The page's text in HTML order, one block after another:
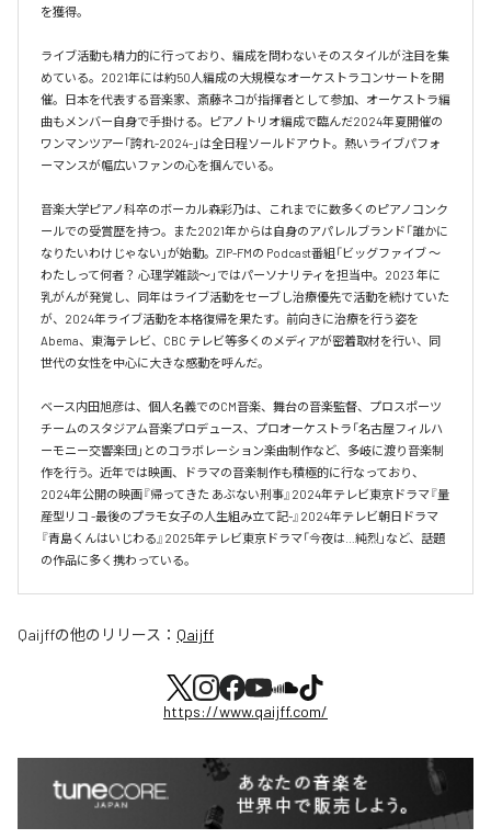
を獲得。
ライブ活動も精力的に行っており、編成を問わないそのスタイルが注目を集
めている。2021年には約50人編成の大規模なオーケストラコンサートを開
催。日本を代表する音楽家、斎藤ネコが指揮者として参加、オーケストラ編
曲もメンバー自身で手掛ける。ピアノトリオ編成で臨んだ2024年夏開催の
ワンマンツアー「誇れ-2024-」は全日程ソールドアウト。熱いライブパフォ
ーマンスが幅広いファンの心を掴んでいる。
音楽大学ピアノ科卒のボーカル森彩乃は、これまでに数多くのピアノコンク
ールでの受賞歴を持つ。また2021年からは自身のアパレルブランド「誰かに
なりたいわけじゃない」が始動。ZIP-FMの Podcast番組「ビッグファイブ 〜
わたしって何者？ 心理学雑談〜」ではパーソナリティを担当中。2023 年に
乳がんが発覚し、同年はライブ活動をセーブし治療優先で活動を続けていた
が、2024年ライブ活動を本格復帰を果たす。前向きに治療を行う姿を
Abema、東海テレビ、CBC テレビ等多くのメディアが密着取材を行い、同
世代の女性を中心に大きな感動を呼んだ。
ベース内田旭彦は、個人名義でのCM音楽、舞台の音楽監督、プロスポーツ
チームのスタジアム音楽プロデュース、プロオーケストラ「名古屋フィルハ
ーモニー交響楽団」とのコラボレーション楽曲制作など、多岐に渡り音楽制
作を行う。近年では映画、ドラマの音楽制作も積極的に行なっており、
2024年公開の映画『帰ってきた あぶない刑事』2024年テレビ東京ドラマ『量
産型リコ -最後のプラモ女子の人生組み立て記-』2024年テレビ朝日ドラマ
『青島くんはいじわる』2025年テレビ東京ドラマ「今夜は…純烈」など、話題
の作品に多く携わっている。
Qaijffの他のリリース： Qaijff
https://www.qaijff.com/